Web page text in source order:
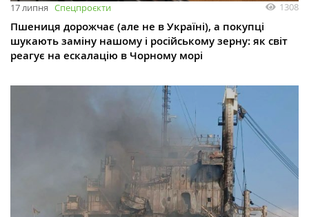
17 липня Спецпроєкти 1308
Пшениця дорожчає (але не в Україні), а покупці
шукають заміну нашому і російському зерну: як світ
реагує на ескалацію в Чорному морі